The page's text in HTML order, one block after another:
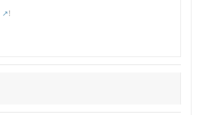
!